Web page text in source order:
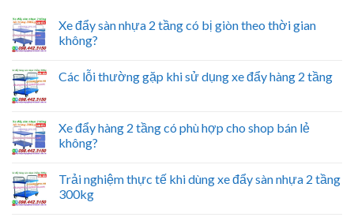
Xe đẩy sàn nhựa 2 tầng có bị giòn theo thời gian
không?
Các lỗi thường gặp khi sử dụng xe đẩy hàng 2 tầng
Xe đẩy hàng 2 tầng có phù hợp cho shop bán lẻ
không?
Trải nghiệm thực tế khi dùng xe đẩy sàn nhựa 2 tầng
300kg